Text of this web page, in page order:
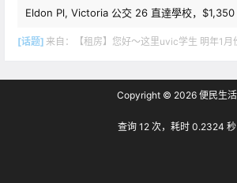
Eldon Pl, Victoria 公交 26 直達學校，
[话题] 来自： 【租房】您好～这里uvic学生 明年1月份开始 希望
Copyright © 2026 便民生活
查询 12 次，耗时 0.2324 秒